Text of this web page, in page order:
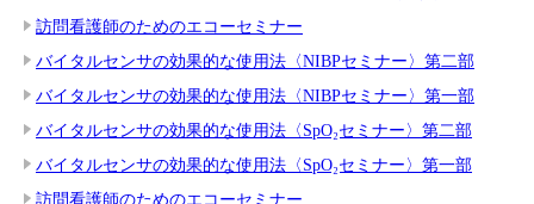
訪問看護師のためのエコーセミナー
バイタルセンサの効果的な使用法〈NIBPセミナー〉第二部
バイタルセンサの効果的な使用法〈NIBPセミナー〉第一部
バイタルセンサの効果的な使用法〈SpO₂セミナー〉第二部
バイタルセンサの効果的な使用法〈SpO₂セミナー〉第一部
訪問看護師のためのエコーセミナー